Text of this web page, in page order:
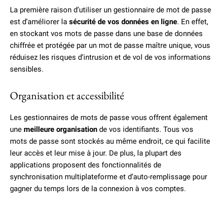
La première raison d’utiliser un gestionnaire de mot de passe
est d’améliorer la sécurité de vos données en ligne. En effet,
en stockant vos mots de passe dans une base de données
chiffrée et protégée par un mot de passe maître unique, vous
réduisez les risques d’intrusion et de vol de vos informations
sensibles.
Organisation et accessibilité
Les gestionnaires de mots de passe vous offrent également
une meilleure organisation de vos identifiants. Tous vos
mots de passe sont stockés au même endroit, ce qui facilite
leur accès et leur mise à jour. De plus, la plupart des
applications proposent des fonctionnalités de
synchronisation multiplateforme et d’auto-remplissage pour
gagner du temps lors de la connexion à vos comptes.